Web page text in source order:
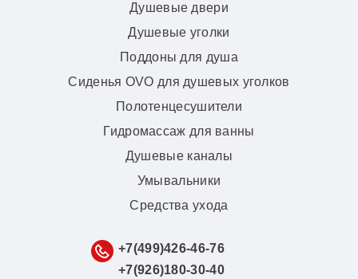
Душевые двери
Душевые уголки
Поддоны для душа
Сиденья OVO для душевых уголков
Полотенцесушители
Гидромассаж для ванны
Душевые каналы
Умывальники
Средства ухода
+7(499)426-46-76
+7(926)180-30-40